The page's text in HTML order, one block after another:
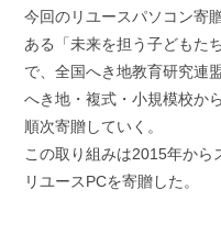
今回のリユースパソコン寄
ある「未来を担う子どもた
で、全国へき地教育研究連
へき地・複式・小規模校か
順次寄贈していく。
この取り組みは2015年から
リユースPCを寄贈した。